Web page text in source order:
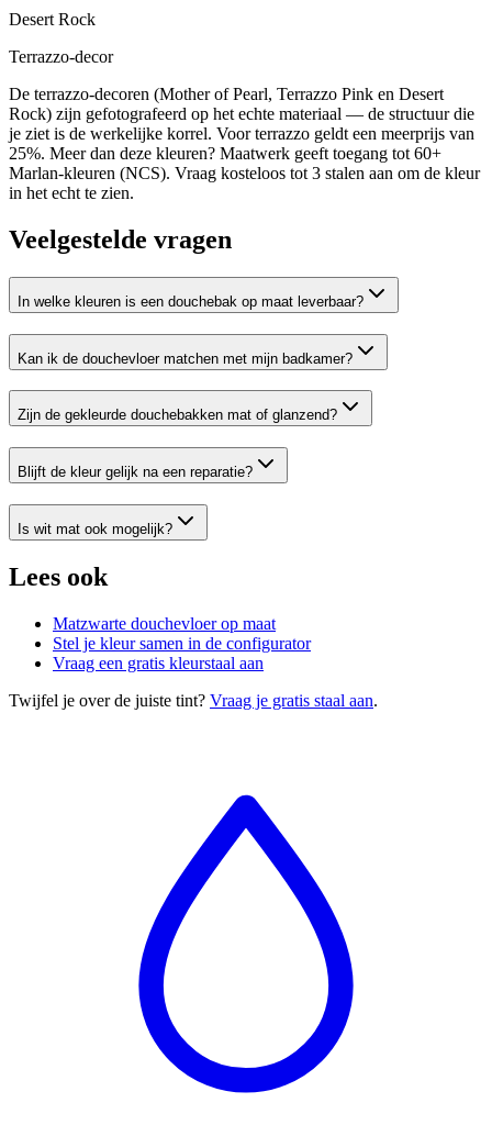
Desert Rock
Terrazzo-decor
De terrazzo-decoren (Mother of Pearl, Terrazzo Pink en Desert
Rock) zijn gefotografeerd op het echte materiaal — de structuur die
je ziet is de werkelijke korrel. Voor terrazzo geldt een meerprijs van
25%. Meer dan deze kleuren? Maatwerk geeft toegang tot 60+
Marlan-kleuren (NCS). Vraag kosteloos tot 3 stalen aan om de kleur
in het echt te zien.
Veelgestelde vragen
In welke kleuren is een douchebak op maat leverbaar?
Kan ik de douchevloer matchen met mijn badkamer?
Zijn de gekleurde douchebakken mat of glanzend?
Blijft de kleur gelijk na een reparatie?
Is wit mat ook mogelijk?
Lees ook
Matzwarte douchevloer op maat
Stel je kleur samen in de configurator
Vraag een gratis kleurstaal aan
Twijfel je over de juiste tint? Vraag je gratis staal aan.